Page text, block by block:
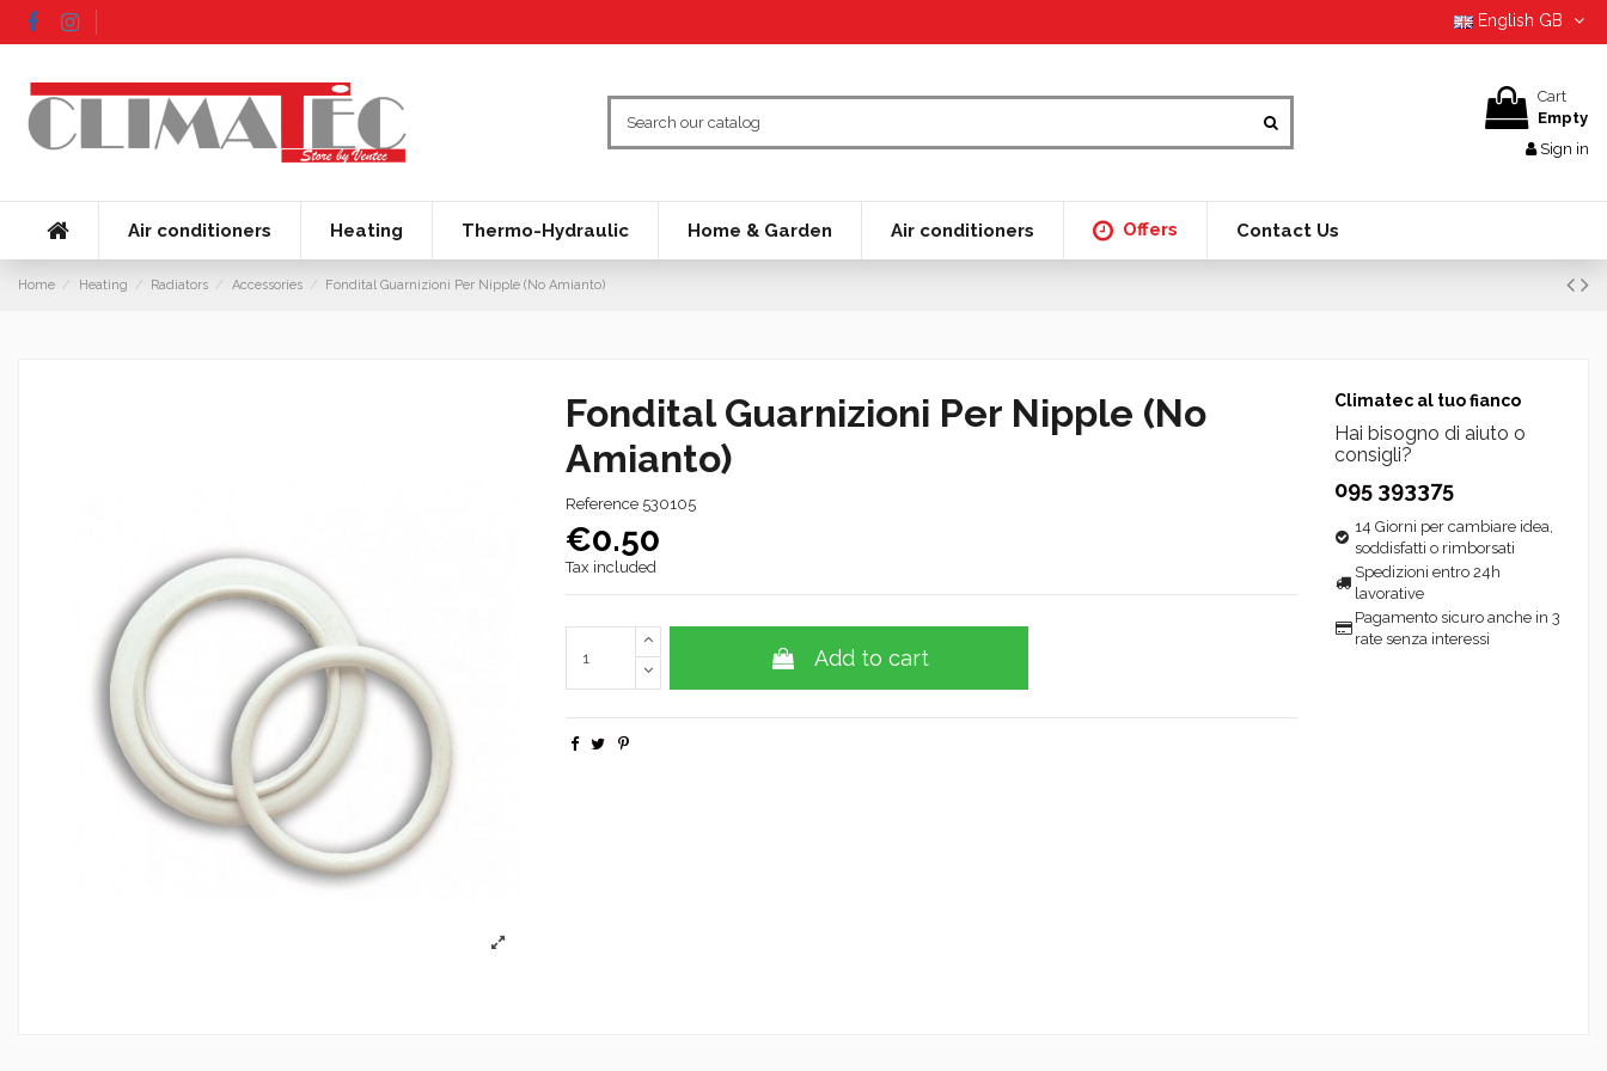
English GB
Cart
Empty
Sign in
Air conditioners Heating Thermo-Hydraulic Home & Garden Air conditioners Offers Contact Us
Home Heating Radiators Accessories Fondital Guarnizioni Per Nipple (No Amianto)
Fondital Guarnizioni Per Nipple (No
Amianto)
Reference 530105
€0.50
Tax included
Add to cart
Climatec al tuo fianco
Hai bisogno di aiuto o
consigli?
095 393375
14 Giorni per cambiare idea,
soddisfatti o rimborsati
Spedizioni entro 24h
lavorative
Pagamento sicuro anche in 3
rate senza interessi